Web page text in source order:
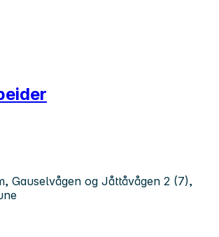
Gauselvågen og Jåttåvågen 2 (7),